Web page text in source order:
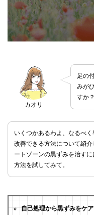
カオリ
足の
みが
すか？
いくつかあるわよ、なるべ
改善できる方法について紹
ートゾーンの黒ずみを治す
方法を試してみて。
自己処理から黒ずみをケ